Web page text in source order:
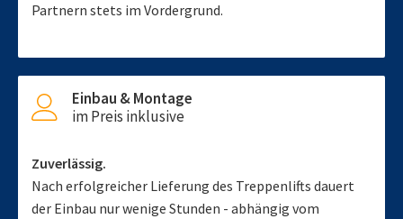
Partnern stets im Vordergrund.
Einbau & Montage
im Preis inklusive
Zuverlässig.
Nach erfolgreicher Lieferung des Treppenlifts dauert
der Einbau nur wenige Stunden - abhängig vom